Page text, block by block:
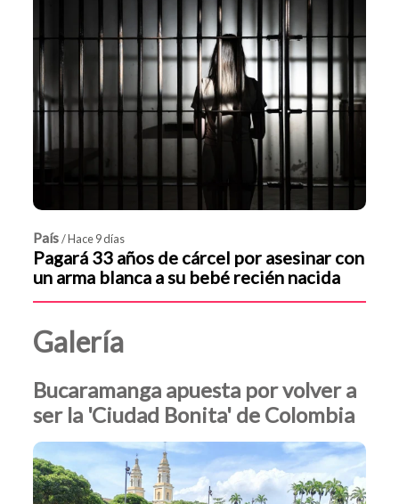
País / Hace 9 días
Pagará 33 años de cárcel por asesinar con
un arma blanca a su bebé recién nacida
Galería
Bucaramanga apuesta por volver a
ser la 'Ciudad Bonita' de Colombia